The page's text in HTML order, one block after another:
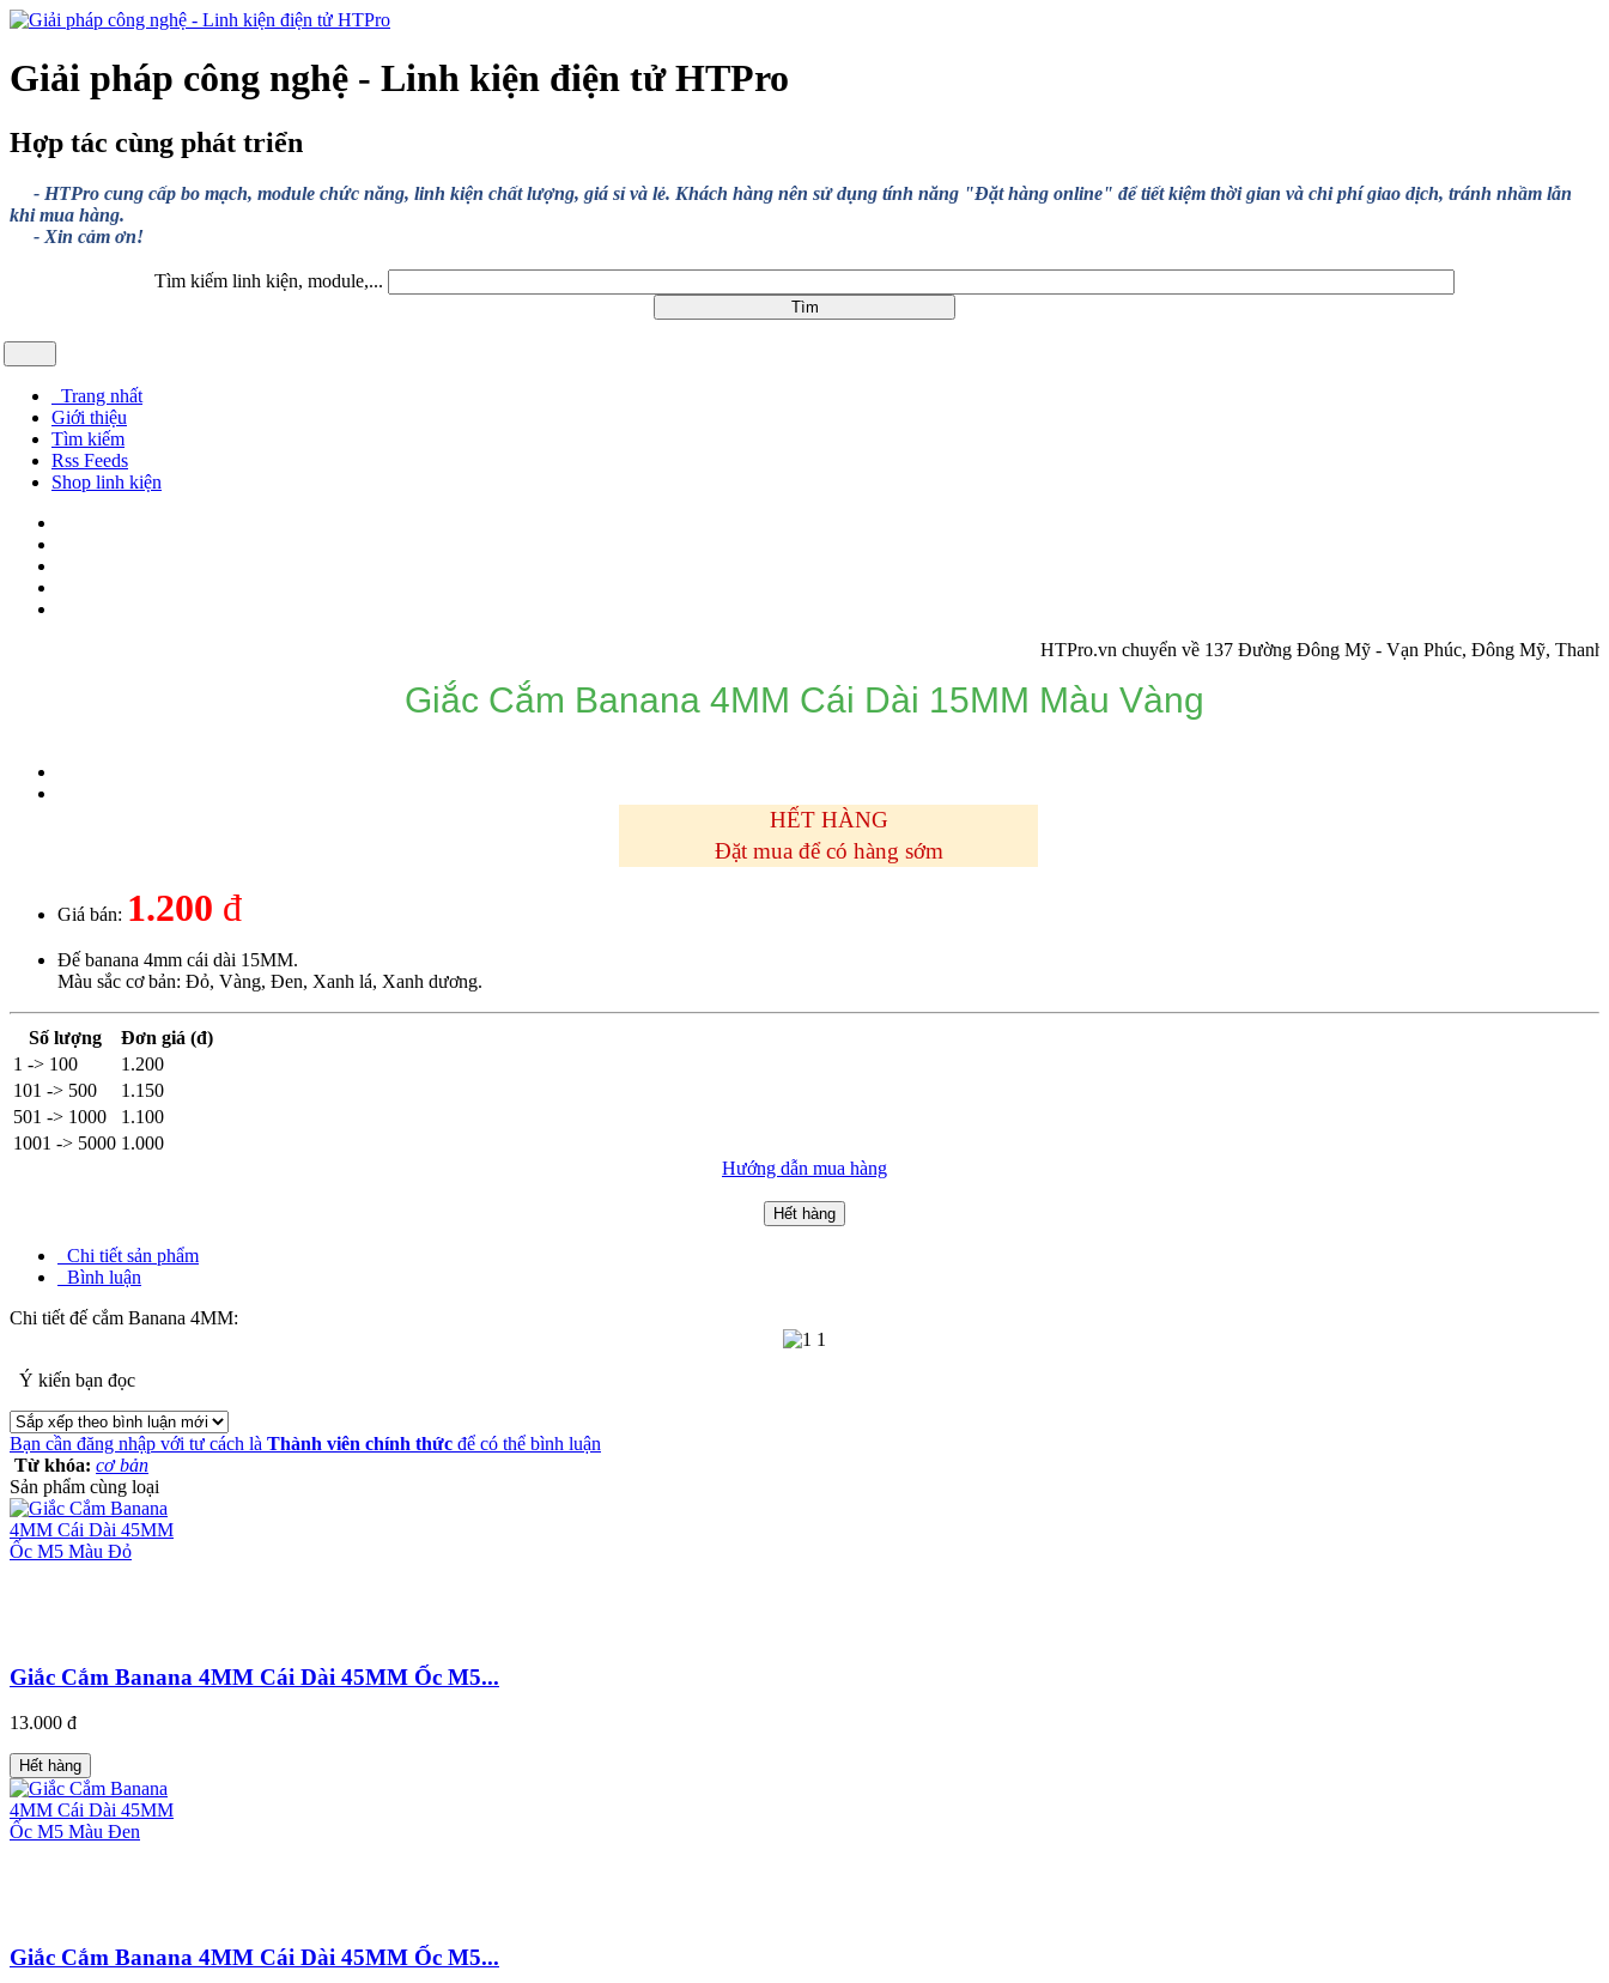
Giải pháp công nghệ - Linh kiện điện tử HTPro
Hợp tác cùng phát triển
- HTPro cung cấp bo mạch, module chức năng, linh kiện chất lượng, giá sỉ và lẻ. Khách hàng nên sử dụng tính năng "Đặt hàng online" để tiết kiệm thời gian và chi phí giao dịch, tránh nhầm lẫn
khi mua hàng.
- Xin cảm ơn!
Tìm kiếm linh kiện, module,...
Trang nhất
Giới thiệu
Tìm kiếm
Rss Feeds
Shop linh kiện
HTPro.vn chuyển về 137 Đường Đông Mỹ - Vạn Phúc, Đông Mỹ, Thanh Trì, Hà
Giắc Cắm Banana 4MM Cái Dài 15MM Màu Vàng
HẾT HÀNG
Đặt mua để có hàng sớm
Giá bán: 1.200 đ
Đế banana 4mm cái dài 15MM.
Màu sắc cơ bản: Đỏ, Vàng, Đen, Xanh lá, Xanh dương.
Số lượng
Đơn giá (đ)
1 -> 100
1.200
101 -> 500
1.150
501 -> 1000
1.100
1001 -> 5000 1.000
Hướng dẫn mua hàng
Hết hàng
Chi tiết sản phẩm
Bình luận
Chi tiết đế cắm Banana 4MM:
Ý kiến bạn đọc
Bạn cần đăng nhập với tư cách là Thành viên chính thức để có thể bình luận
Từ khóa: cơ bản
Sản phẩm cùng loại
Giắc Cắm Banana 4MM Cái Dài 45MM Ốc M5...
13.000 đ
Hết hàng
Giắc Cắm Banana 4MM Cái Dài 45MM Ốc M5...